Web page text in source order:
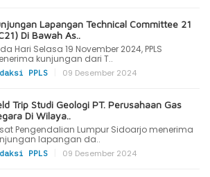
Lapangan Technical Committee 21
Di Bawah As..
Hari Selasa 19 November 2024, PPLS
kunjungan dari T..
PPLS 09 Desember 2024
Trip Studi Geologi PT. Perusahaan Gas
Di Wilaya..
Pengendalian Lumpur Sidoarjo menerima
lapangan da..
PPLS 09 Desember 2024